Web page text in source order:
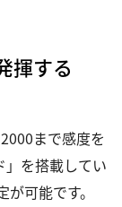
揮する
まで感度を
」を搭載してい
可能です。